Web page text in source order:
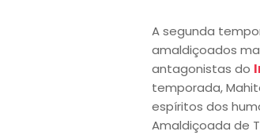
A segunda
amaldiçoados
antagonistas do
temporada,
espíritos dos
Amaldiçoada de